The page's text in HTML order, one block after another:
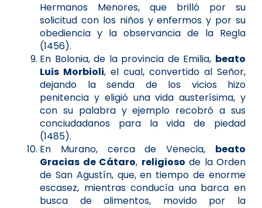
Hermanos Menores, que brilló por su
solicitud con los niños y enfermos y por su
obediencia y la observancia de la Regla
(1456).
En Bolonia, de la provincia de Emilia, beato
Luis Morbioli, el cual, convertido al Señor,
dejando la senda de los vicios hizo
penitencia y eligió una vida austerísima, y
con su palabra y ejemplo recobró a sus
conciudadanos para la vida de piedad
(1485).
En Murano, cerca de Venecia, beato
Gracias de Cátaro, religioso de la Orden
de San Agustín, que, en tiempo de enorme
escasez, mientras conducía una barca en
busca de alimentos, movido por la